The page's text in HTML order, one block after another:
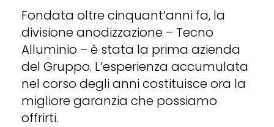
Fondata oltre cinquant’anni fa, la
divisione anodizzazione – Tecno
Alluminio – è stata la prima azienda
del Gruppo. L’esperienza accumulata
nel corso degli anni costituisce ora la
migliore garanzia che possiamo
offrirti.